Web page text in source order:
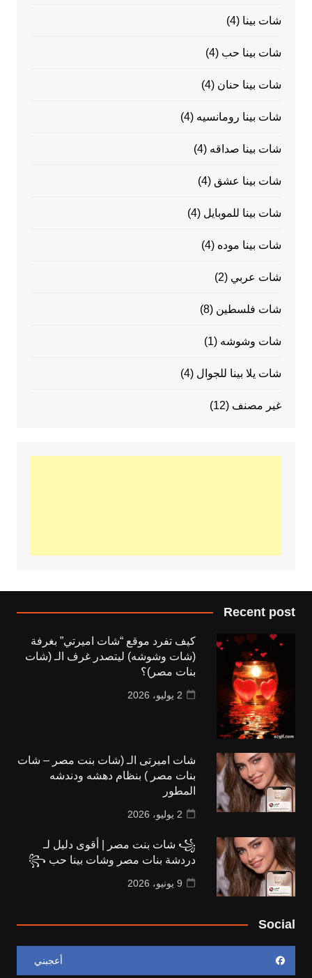
شات بينا (4)
شات بينا حب (4)
شات بينا حنان (4)
شات بينا رومانسيه (4)
شات بينا صداقه (4)
شات بينا عشق (4)
شات بينا للموبايل (4)
شات بينا موده (4)
شات عربي (2)
شات فلسطين (8)
شات وشوشه (1)
شات يلا بينا للجوال (4)
غير مصنف (12)
Recent post
كيف تفرد موقع “شات اميرتي” بغرفة
(شات وشوشه) ليتصدر غرف الـ (شات
بنات مصر)؟
2 يوليو، 2026
شات اميرتى الـ (شات بنت مصر – شات
بنات مصر ) بنظام دهشه ودندشه
المطور
2 يوليو، 2026
꧁ شات بنت مصر | أقوى دليل لـ
دردشة بنات مصر وشات بينا حب ꧂
9 يونيو، 2026
Social
أعجبني